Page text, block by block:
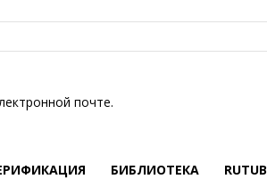
почте.
БИБЛИОТЕКА